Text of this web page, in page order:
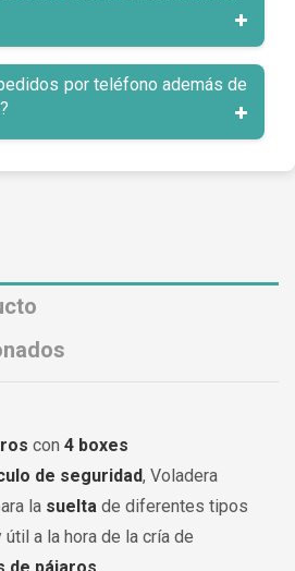
por teléfono además de
con 4 boxes
de seguridad, Voladera
la suelta de diferentes tipos
a la hora de la cría de